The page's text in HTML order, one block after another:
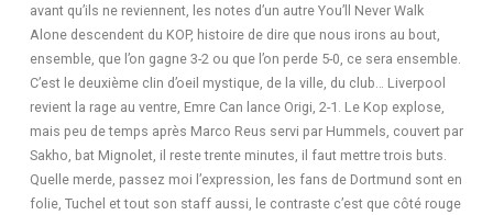
avant qu’ils ne reviennent, les notes d’un autre You’ll Never Walk
Alone descendent du KOP, histoire de dire que nous irons au bout,
ensemble, que l’on gagne 3-2 ou que l’on perde 5-0, ce sera ensemble.
C’est le deuxième clin d’oeil mystique, de la ville, du club… Liverpool
revient la rage au ventre, Emre Can lance Origi, 2-1. Le Kop explose,
mais peu de temps après Marco Reus servi par Hummels, couvert par
Sakho, bat Mignolet, il reste trente minutes, il faut mettre trois buts.
Quelle merde, passez moi l’expression, les fans de Dortmund sont en
folie, Tuchel et tout son staff aussi, le contraste c’est que côté rouge